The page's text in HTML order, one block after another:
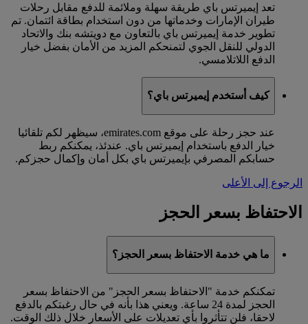
تعد إيميرتس باي طريقة سهلة وملائمة للدفع مقابل رحلات
طيران الإمارات وخدماتها من دون استخدام بطاقة ائتمان. تم
تطوير خدمة إيميرتس باي بالتعاون مع دويتشه بنك والاتحاد
الدولي للنقل الجوي لتمنحكم المزيد من الأمان بفضل خيار
الدفع اللاتلامسي.
كيف أستخدم إيميرتس باي؟
عند حجز رحلة على موقع emirates.com، سيظهر لكم تلقائيا
خيار الدفع باستخدام إيميرتس باي. عندئذ، يمكنكم ربط
حسابكم المصرفي بإيميرتس باي بكل أمان وإكمال حجزكم.
الرجوع إلى الأعلى
الاحتفاظ بسعر الحجز
ما هي خدمة الاحتفاظ بسعر الحجز؟
تمكنكم خدمة "الاحتفاظ بسعر الحجز" من الاحتفاظ بسعر
الحجز لمدة 24 ساعة. ويعني هذا بأنه في حال رغبتكم بالدفع
لاحقا، فلن تتأثروا بأي تعديلات على الأسعار خلال ذلك الوقت.